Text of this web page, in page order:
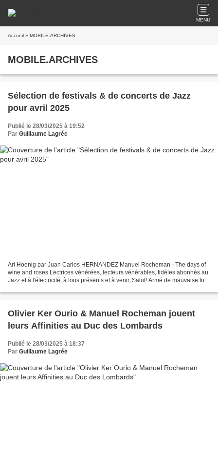
MENU
Accueil » MOBILE.ARCHIVES
MOBILE.ARCHIVES
Sélection de festivals & de concerts de Jazz
pour avril 2025
Publié le 28/03/2025 à 19:52
Par Guillaume Lagrée
Ari Hoenig par Juan Carlos HERNANDEZ Manuel Rocheman - The days of
wine and roses Lectrices vénérées, lecteurs vénérables, fidèles abonnés au
Jazz et à l'électricité, à tous présents et à venir, Salut! Armé de mauvaise foi
Olivier Ker Ourio & Manuel Rocheman jouent
leurs Affinities au Duc des Lombards
Publié le 28/03/2025 à 18:37
Par Guillaume Lagrée